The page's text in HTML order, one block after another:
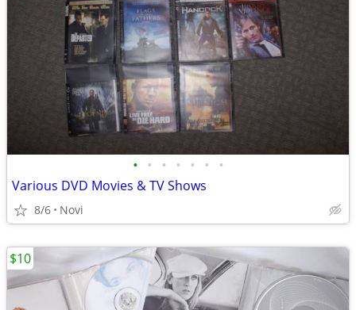
• • • • • • •
Various DVD Movies & TV Shows
8/6 Novi
$10